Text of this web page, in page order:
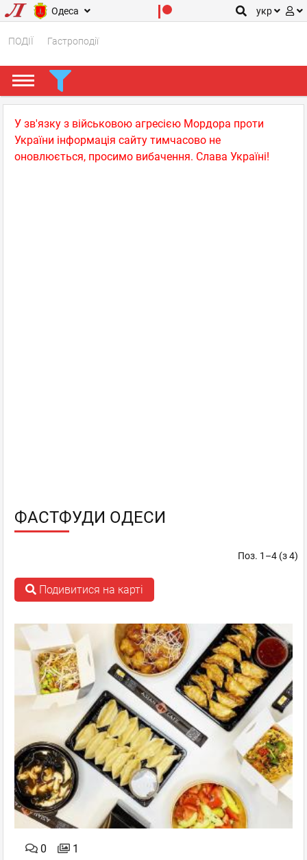
Одеса укр
ПОДІЇ Гастроподії
У зв'язку з військовою агресією Мордора проти
України інформація сайту тимчасово не
оновлюється, просимо вибачення. Слава Україні!
ФАСТФУДИ ОДЕСИ
Поз. 1–4 (з 4)
Подивитися на карті
0 1